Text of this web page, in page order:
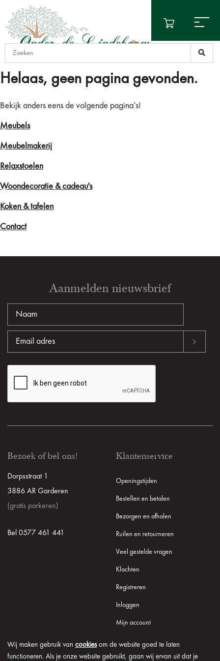
Wij maken gebruik van cookiesom de website goed te laten
functioneren. Als je onze website gebruikt, gaan wij ervan uit dat je
Helaas, geen pagina gevonden.
Bekijk anders eens de volgende pagina’s!
Meubels
Meubelmakerij
Relaxstoelen
Woondecoratie & cadeau's
Koken & tafelen
Contact
Aanmelden nieuwsbrief
Bezoek of bel ons!
Dorpsstraat 1
3886 AR Garderen
(gratis parkeren)
Bel 0577 461 441
Klantenservice
Openingstijden
Bestellen en betalen
Bezorgen en afhalen
Ruilen en retourneren
Veel gestelde vragen
Klachten
Registreren
Inloggen
Mijn account